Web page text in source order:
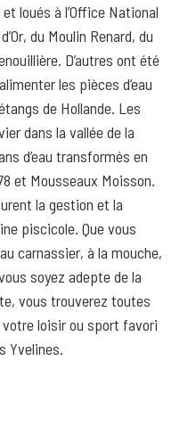
loués à l’Office National
du Moulin Renard, du
D’autres ont été
les pièces d’eau
de Hollande. Les
dans la vallée de la
d’eau transformés en
et Mousseaux Moisson.
la gestion et la
piscicole. Que vous
carnassier, à la mouche,
soyez adepte de la
vous trouverez toutes
loisir ou sport favori
Yvelines.